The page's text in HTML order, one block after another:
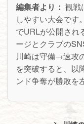
編集者より： 観戦
しやすい大会です
でURLが公開され
ージとクラブの
川崎は守備→速攻
を突破すると、以
ンド争奪が勝敗を